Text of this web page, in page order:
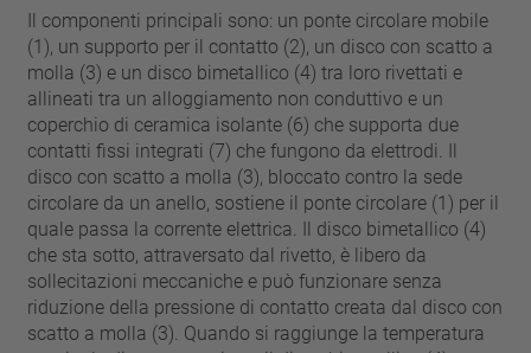
Il componenti principali sono: un ponte circolare mobile
(1), un supporto per il contatto (2), un disco con scatto a
molla (3) e un disco bimetallico (4) tra loro rivettati e
allineati tra un alloggiamento non conduttivo e un
coperchio di ceramica isolante (6) che supporta due
contatti fissi integrati (7) che fungono da elettrodi. Il
disco con scatto a molla (3), bloccato contro la sede
circolare da un anello, sostiene il ponte circolare (1) per il
quale passa la corrente elettrica. Il disco bimetallico (4)
che sta sotto, attraversato dal rivetto, è libero da
sollecitazioni meccaniche e può funzionare senza
riduzione della pressione di contatto creata dal disco con
scatto a molla (3). Quando si raggiunge la temperatura